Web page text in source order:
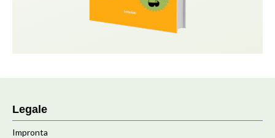
Legale
Impronta